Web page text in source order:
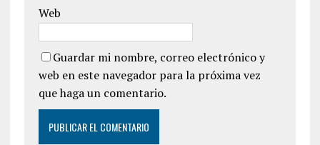
Web
Guardar mi nombre, correo electrónico y
web en este navegador para la próxima vez
que haga un comentario.